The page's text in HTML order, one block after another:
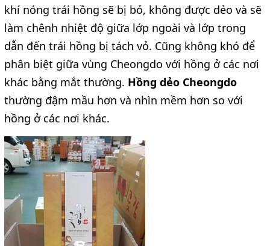
khí nóng trái hồng sẽ bị bỏ, không được dẻo và sẽ
làm chênh nhiệt độ giữa lớp ngoài và lớp trong
dẫn đến trái hồng bị tách vỏ. Cũng không khó để
phân biệt giữa vùng Cheongdo với hồng ở các nơi
khác bằng mắt thường. Hồng dẻo Cheongdo
thường đậm mầu hơn và nhìn mềm hơn so với
hồng ở các nơi khác.